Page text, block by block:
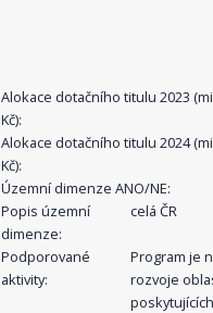
Alokace dotačního titulu 2023
Kč):
Alokace dotačního titulu 2024
Kč):
Územní dimenze ANO/NE:
Popis územní
dimenze:
celá ČR
Podporované
aktivity:
Program je
rozvoje